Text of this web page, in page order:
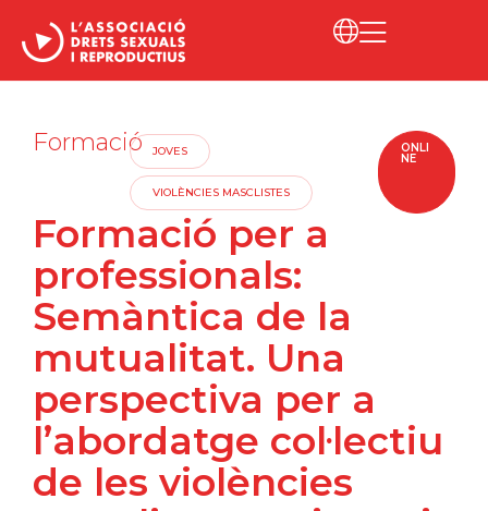
Formació JOVES
VIOLÈNCIES MASCLISTES
ONLI
NE
Formació per a
professionals:
Semàntica de la
mutualitat. Una
perspectiva per a
l’abordatge col·lectiu
de les violències